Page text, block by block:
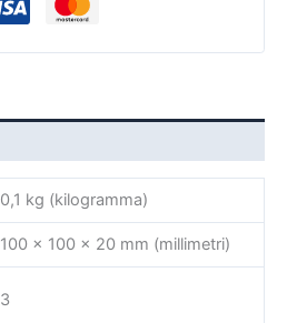
0,1 kg (kilogramma)
100 × 100 × 20 mm (millimetri)
3